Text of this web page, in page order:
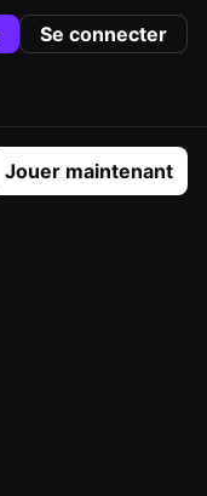
Se connecter
Jouer maintenant